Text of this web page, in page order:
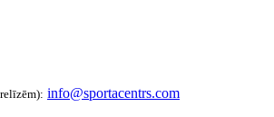
info@sportacentrs.com